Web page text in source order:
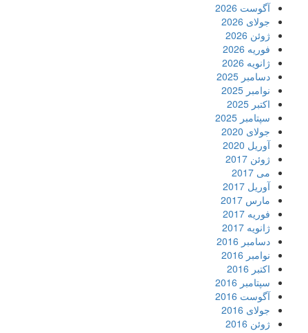
آگوست 2026
جولای 2026
ژوئن 2026
فوریه 2026
ژانویه 2026
دسامبر 2025
نوامبر 2025
اکتبر 2025
سپتامبر 2025
جولای 2020
آوریل 2020
ژوئن 2017
می 2017
آوریل 2017
مارس 2017
فوریه 2017
ژانویه 2017
دسامبر 2016
نوامبر 2016
اکتبر 2016
سپتامبر 2016
آگوست 2016
جولای 2016
ژوئن 2016